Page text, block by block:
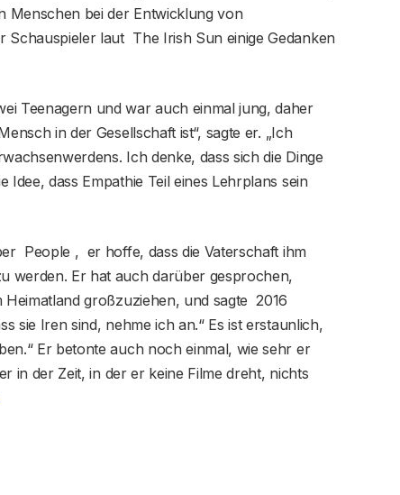
Menschen bei der Entwicklung von
laut The Irish Sun einige Gedanken
Teenagern und war auch einmal jung, daher
in der Gesellschaft ist“, sagte er. „Ich
Ich denke, dass sich die Dinge
dass Empathie Teil eines Lehrplans sein
People , er hoffe, dass die Vaterschaft ihm
werden. Er hat auch darüber gesprochen,
großzuziehen, und sagte 2016
sie Iren sind, nehme ich an.“ Es ist erstaunlich,
Er betonte auch noch einmal, wie sehr er
in der Zeit, in der er keine Filme dreht, nichts